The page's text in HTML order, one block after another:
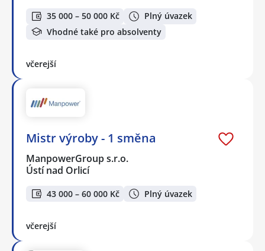
35 000 – 50 000 Kč
Plný úvazek
Vhodné také pro absolventy
včerejší
Mistr výroby - 1 směna
ManpowerGroup s.r.o.
Ústí nad Orlicí
43 000 – 60 000 Kč Plný úvazek
včerejší